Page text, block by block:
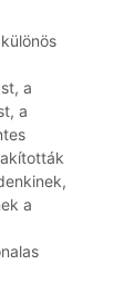
a
a
a